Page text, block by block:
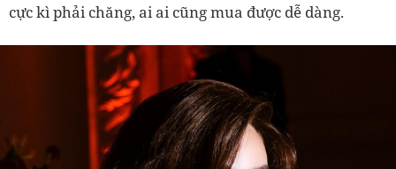
cực kì phải chăng, ai ai cũng mua được dễ dàng.